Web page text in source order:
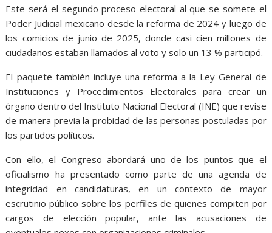
Este será el segundo proceso electoral al que se somete el
Poder Judicial mexicano desde la reforma de 2024 y luego de
los comicios de junio de 2025, donde casi cien millones de
ciudadanos estaban llamados al voto y solo un 13 % participó.
El paquete también incluye una reforma a la Ley General de
Instituciones y Procedimientos Electorales para crear un
órgano dentro del Instituto Nacional Electoral (INE) que revise
de manera previa la probidad de las personas postuladas por
los partidos políticos.
Con ello, el Congreso abordará uno de los puntos que el
oficialismo ha presentado como parte de una agenda de
integridad en candidaturas, en un contexto de mayor
escrutinio público sobre los perfiles de quienes compiten por
cargos de elección popular, ante las acusaciones de